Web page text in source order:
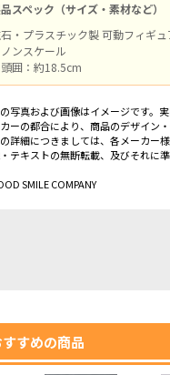
スペック（サイズ・素材など）
・プラスチック製 可動フィギュ
ノンスケール
頭囲：約18.5cm
写真および画像はイメージです。
ーの都合により、商品のデザイン
詳細につきましては、各メーカー
テキストの無断転載、及びそれに
SMILE COMPANY
すすめの商品